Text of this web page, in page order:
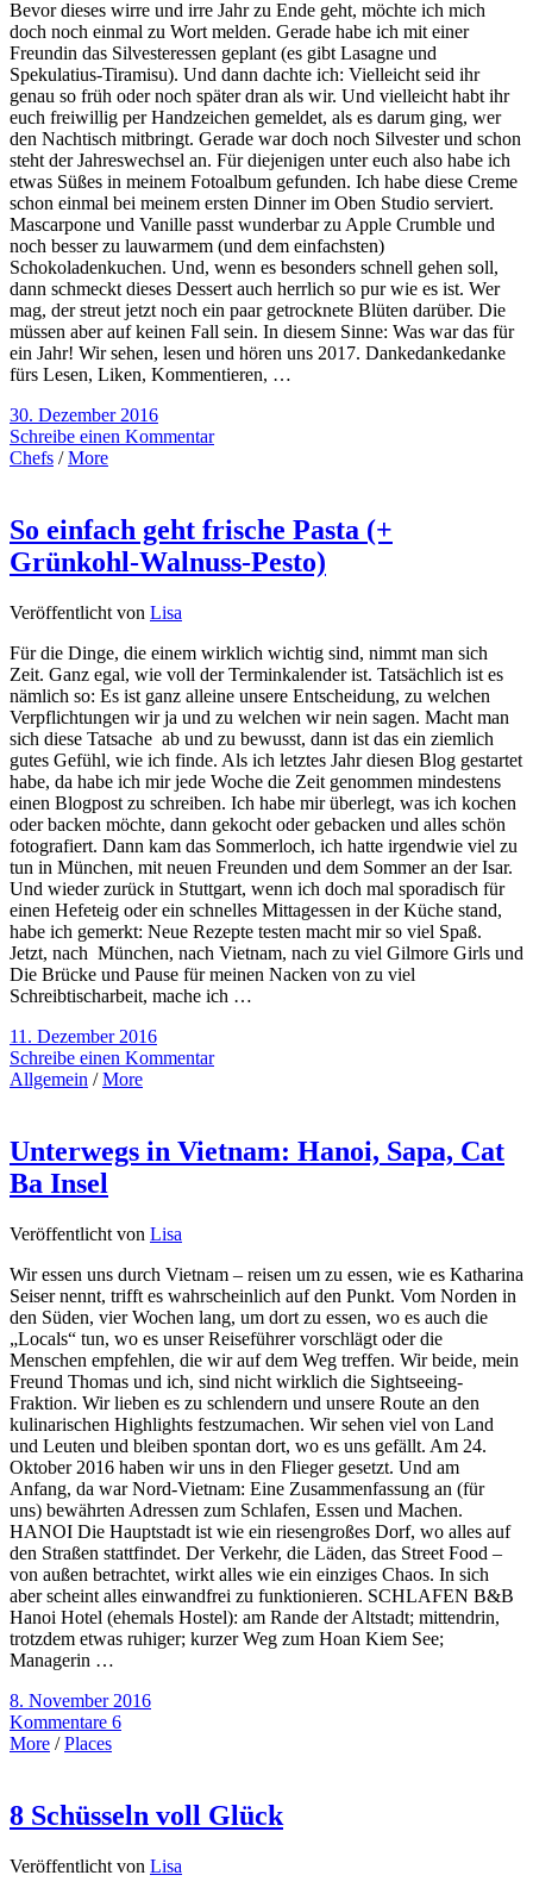
Bevor dieses wirre und irre Jahr zu Ende geht, möchte ich mich
doch noch einmal zu Wort melden. Gerade habe ich mit einer
Freundin das Silvesteressen geplant (es gibt Lasagne und
Spekulatius-Tiramisu). Und dann dachte ich: Vielleicht seid ihr
genau so früh oder noch später dran als wir. Und vielleicht habt ihr
euch freiwillig per Handzeichen gemeldet, als es darum ging, wer
den Nachtisch mitbringt. Gerade war doch noch Silvester und schon
steht der Jahreswechsel an. Für diejenigen unter euch also habe ich
etwas Süßes in meinem Fotoalbum gefunden. Ich habe diese Creme
schon einmal bei meinem ersten Dinner im Oben Studio serviert.
Mascarpone und Vanille passt wunderbar zu Apple Crumble und
noch besser zu lauwarmem (und dem einfachsten)
Schokoladenkuchen. Und, wenn es besonders schnell gehen soll,
dann schmeckt dieses Dessert auch herrlich so pur wie es ist. Wer
mag, der streut jetzt noch ein paar getrocknete Blüten darüber. Die
müssen aber auf keinen Fall sein. In diesem Sinne: Was war das für
ein Jahr! Wir sehen, lesen und hören uns 2017. Dankedankedanke
fürs Lesen, Liken, Kommentieren, …
30. Dezember 2016
Schreibe einen Kommentar
Chefs /More
So einfach geht frische Pasta (+
Grünkohl-Walnuss-Pesto)
Veröffentlicht von Lisa
Für die Dinge, die einem wirklich wichtig sind, nimmt man sich
Zeit. Ganz egal, wie voll der Terminkalender ist. Tatsächlich ist es
nämlich so: Es ist ganz alleine unsere Entscheidung, zu welchen
Verpflichtungen wir ja und zu welchen wir nein sagen. Macht man
sich diese Tatsache ab und zu bewusst, dann ist das ein ziemlich
gutes Gefühl, wie ich finde. Als ich letztes Jahr diesen Blog gestartet
habe, da habe ich mir jede Woche die Zeit genommen mindestens
einen Blogpost zu schreiben. Ich habe mir überlegt, was ich kochen
oder backen möchte, dann gekocht oder gebacken und alles schön
fotografiert. Dann kam das Sommerloch, ich hatte irgendwie viel zu
tun in München, mit neuen Freunden und dem Sommer an der Isar.
Und wieder zurück in Stuttgart, wenn ich doch mal sporadisch für
einen Hefeteig oder ein schnelles Mittagessen in der Küche stand,
habe ich gemerkt: Neue Rezepte testen macht mir so viel Spaß.
Jetzt, nach München, nach Vietnam, nach zu viel Gilmore Girls und
Die Brücke und Pause für meinen Nacken von zu viel
Schreibtischarbeit, mache ich …
11. Dezember 2016
Schreibe einen Kommentar
Allgemein /More
Unterwegs in Vietnam: Hanoi, Sapa, Cat
Ba Insel
Veröffentlicht von Lisa
Wir essen uns durch Vietnam – reisen um zu essen, wie es Katharina
Seiser nennt, trifft es wahrscheinlich auf den Punkt. Vom Norden in
den Süden, vier Wochen lang, um dort zu essen, wo es auch die
„Locals“ tun, wo es unser Reiseführer vorschlägt oder die
Menschen empfehlen, die wir auf dem Weg treffen. Wir beide, mein
Freund Thomas und ich, sind nicht wirklich die Sightseeing-
Fraktion. Wir lieben es zu schlendern und unsere Route an den
kulinarischen Highlights festzumachen. Wir sehen viel von Land
und Leuten und bleiben spontan dort, wo es uns gefällt. Am 24.
Oktober 2016 haben wir uns in den Flieger gesetzt. Und am
Anfang, da war Nord-Vietnam: Eine Zusammenfassung an (für
uns) bewährten Adressen zum Schlafen, Essen und Machen.
HANOI Die Hauptstadt ist wie ein riesengroßes Dorf, wo alles auf
den Straßen stattfindet. Der Verkehr, die Läden, das Street Food –
von außen betrachtet, wirkt alles wie ein einziges Chaos. In sich
aber scheint alles einwandfrei zu funktionieren. SCHLAFEN B&B
Hanoi Hotel (ehemals Hostel): am Rande der Altstadt; mittendrin,
trotzdem etwas ruhiger; kurzer Weg zum Hoan Kiem See;
Managerin …
8. November 2016
Kommentare 6
More /Places
8 Schüsseln voll Glück
Veröffentlicht von Lisa